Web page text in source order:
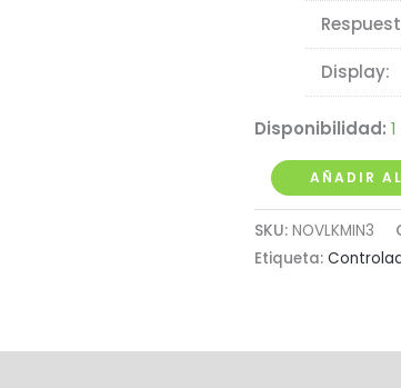
Display:
Disponibilidad:
Controlador
MIDI
USB
Novation
MK3
AÑADIR
SKU: NOVLKMIN3
Etiqueta: